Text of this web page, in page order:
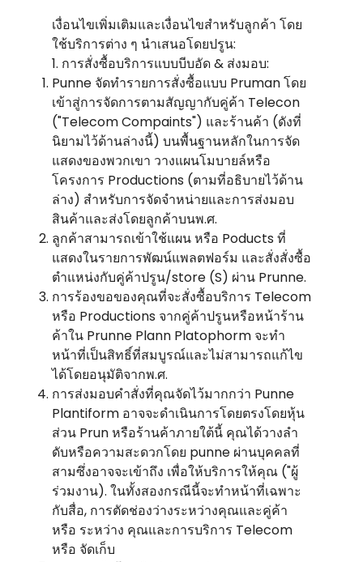
เงื่อนไขเพิ่มเติมและเงื่อนไขสําหรับลูกค้า โดย
ใช้บริการต่าง ๆ นําเสนอโดยปรูน:
1. การสั่งซื้อบริการแบบบีบอัด & ส่งมอบ:
Punne จัดทํารายการสั่งซื้อแบบ Pruman โดย
เข้าสู่การจัดการตามสัญญากับคู่ค้า Telecon
("Telecom Compaints") และร้านค้า (ดังที่
นิยามไว้ด้านล่างนี้) บนพื้นฐานหลักในการจัด
แสดงของพวกเขา วางแผนโมบายล์หรือ
โครงการ Productions (ตามที่อธิบายไว้ด้าน
ล่าง) สําหรับการจัดจําหน่ายและการส่งมอบ
สินค้าและส่งโดยลูกค้าบนพ.ศ.
ลูกค้าสามารถเข้าใช้แผน หรือ Poducts ที่
แสดงในรายการพัฒน์แพลตฟอร์ม และสั่งสั่งซื้อ
ตําแหน่งกับคู่ค้าปรูน/store (S) ผ่าน Prunne.
การร้องขอของคุณที่จะสั่งซื้อบริการ Telecom
หรือ Productions จากคู่ค้าปรูนหรือหน้าร้าน
ค้าใน Prunne Plann Platophorm จะทํา
หน้าที่เป็นสิทธิ์ที่สมบูรณ์และไม่สามารถแก้ไข
ได้โดยอนุมัติจากพ.ศ.
การส่งมอบคําสั่งที่คุณจัดไว้มากกว่า Punne
Plantiform อาจจะดําเนินการโดยตรงโดยหุ้น
ส่วน Prun หรือร้านค้าภายใต้นี้ คุณได้วางลํา
ดับหรือความสะดวกโดย punne ผ่านบุคคลที่
สามซึ่งอาจจะเข้าถึง เพื่อให้บริการให้คุณ ("ผู้
ร่วมงาน). ในทั้งสองกรณีนี้จะทําหน้าที่เฉพาะ
กับสื่อ, การตัดช่องว่างระหว่างคุณและคู่ค้า
หรือ ระหว่าง คุณและการบริการ Telecom
หรือ จัดเก็บ